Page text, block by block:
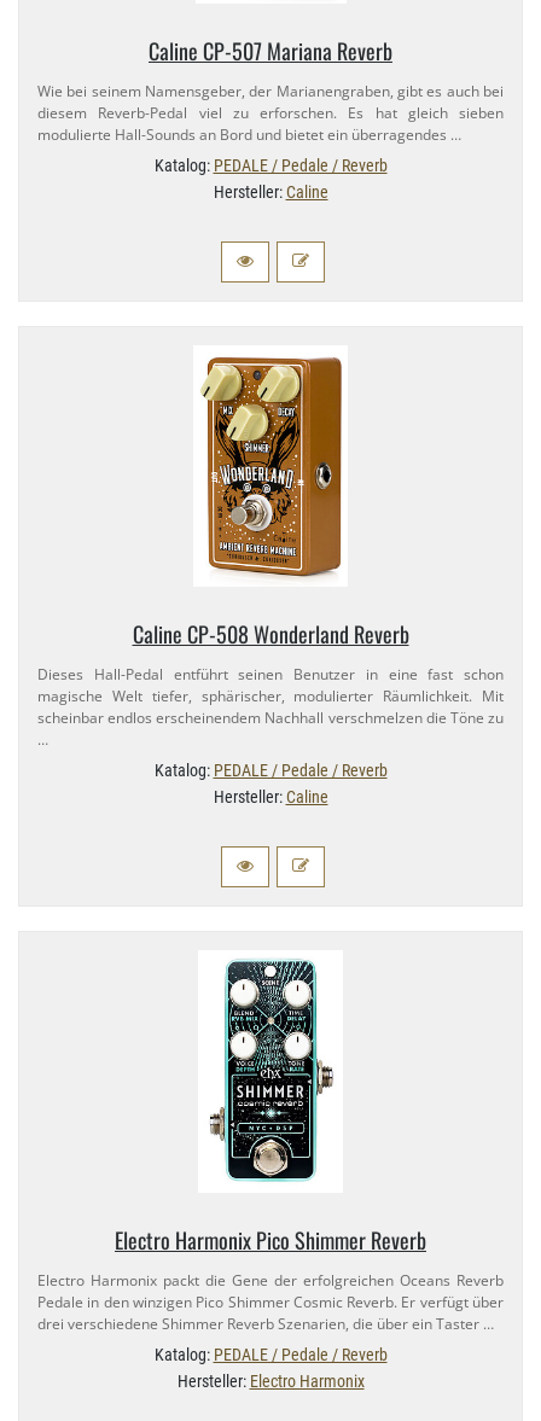
Caline CP-​507 Mariana Reverb
Wie bei seinem Namensgeber, der Marianengraben, gibt es auch bei
diesem Reverb-​Pedal viel zu erforschen. Es hat gleich sieben
modulierte Hall-​Sounds an Bord und bietet ein überragendes …
Katalog: PEDALE / Pedale / Reverb
Hersteller:Caline
Caline CP-​508 Wonderland Reverb
Dieses Hall-​Pedal entführt seinen Benutzer in eine fast schon
magische Welt tiefer, sphärischer, modulierter Räumlichkeit. Mit
scheinbar endlos erscheinendem Nachhall verschmelzen die Töne zu
…
Katalog: PEDALE / Pedale / Reverb
Hersteller:Caline
Electro Harmonix Pico Shimmer Reverb
Electro Harmonix packt die Gene der erfolgreichen Oceans Reverb
Pedale in den winzigen Pico Shimmer Cosmic Reverb. Er verfügt über
drei verschiedene Shimmer Reverb Szenarien, die über ein Taster …
Katalog: PEDALE / Pedale / Reverb
Hersteller: Electro Harmonix